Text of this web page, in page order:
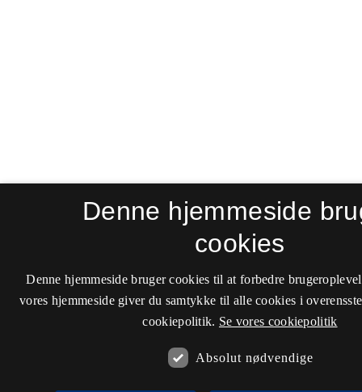
Denne hjemmeside
cookies
Denne hjemmeside bruger cookies til at forbedre
vores hjemmeside giver du samtykke til alle cookies i
cookiepolitik. Se vores cookiepolitik
Absolut nødvendige